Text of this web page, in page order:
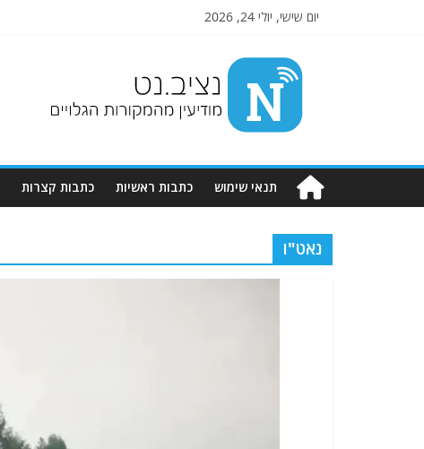
יום שישי, יולי 24, 2026
Nziv.net
מודיעין
מהמקורות
תנאי שימוש כתבות ראשיות כתבות קצרות
נאט"ו